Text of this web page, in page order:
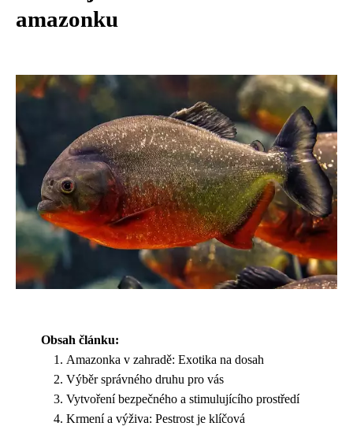
amazonku
Obsah článku:
Amazonka v zahradě: Exotika na dosah
Výběr správného druhu pro vás
Vytvoření bezpečného a stimulujícího prostředí
Krmení a výživa: Pestrost je klíčová